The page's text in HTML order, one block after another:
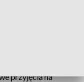
przyjęcia na